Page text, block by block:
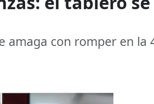
amaga con romper en la